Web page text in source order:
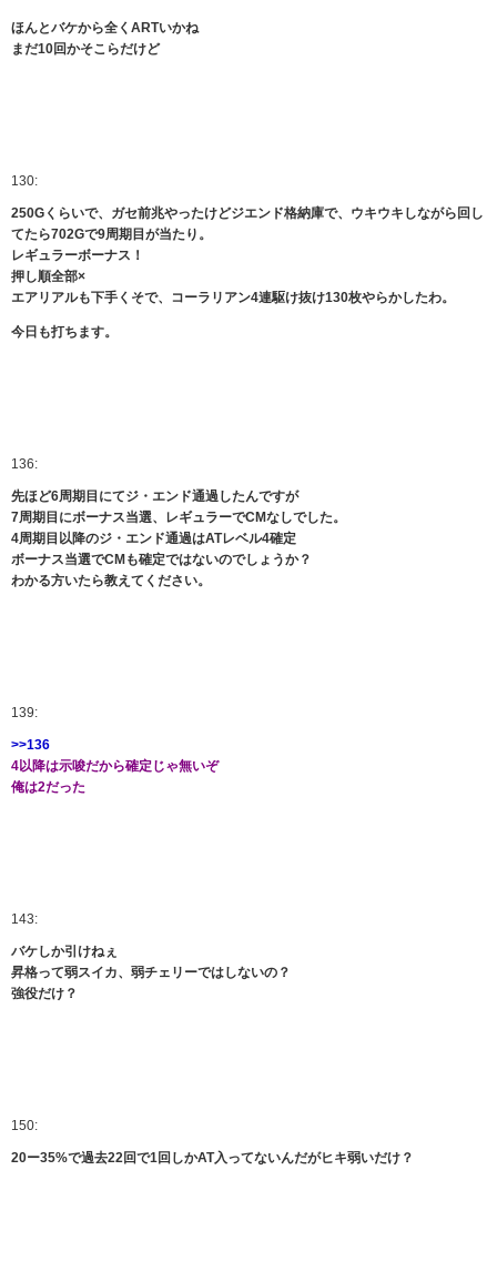
ほんとバケから全くARTいかね
まだ10回かそこらだけど
130:
250Gくらいで、ガセ前兆やったけどジエンド格納庫で、ウキウキしながら回し
てたら702Gで9周期目が当たり。
レギュラーボーナス！
押し順全部×
エアリアルも下手くそで、コーラリアン4連駆け抜け130枚やらかしたわ。
今日も打ちます。
136:
先ほど6周期目にてジ・エンド通過したんですが
7周期目にボーナス当選、レギュラーでCMなしでした。
4周期目以降のジ・エンド通過はATレベル4確定
ボーナス当選でCMも確定ではないのでしょうか？
わかる方いたら教えてください。
139:
>>136
4以降は示唆だから確定じゃ無いぞ
俺は2だった
143:
バケしか引けねぇ
昇格って弱スイカ、弱チェリーではしないの？
強役だけ？
150:
20ー35%で過去22回で1回しかAT入ってないんだがヒキ弱いだけ？